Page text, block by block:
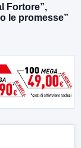
Fortore”,
le promesse”